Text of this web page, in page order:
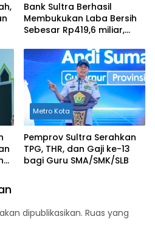
Bank Sultra Berhasil
Membukukan Laba Bersih
Sebesar Rp419,6 miliar,
Capaian Tahun 2024
Metro Kota
Pemprov Sultra Serahkan
TPG, THR, dan Gaji ke-13
bagi Guru SMA/SMK/SLB
dipublikasikan. Ruas yang